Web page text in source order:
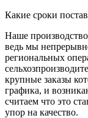
Какие сроки
Наше
ведь мы
региональных
крупные заказы
графика, и
считаем что это
упор на качество.